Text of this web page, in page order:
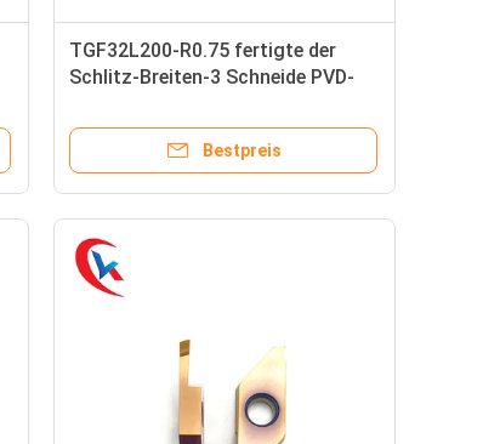
TGF32L200-R0.75 fertigte der
Schlitz-Breiten-3 Schneide PVD-
Handmesser-Karbid besonders an,
das Einsätze fugtBestpreis